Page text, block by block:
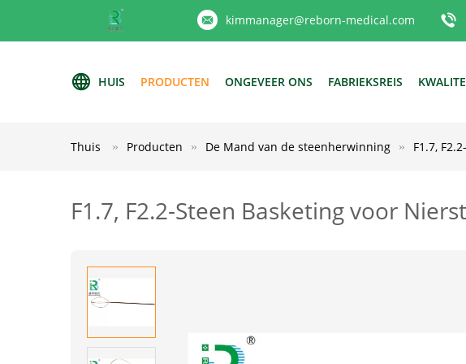
kimmanager@reborn-medical.com
HUIS PRODUCTEN ONGEVEER ONS FABRIEKSREIS
Thuis Producten De Mand van de steenherwinning F1.7,
F1.7, F2.2-Steen Basketing voor